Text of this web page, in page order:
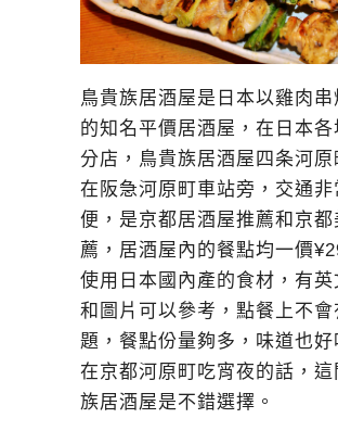
鳥貴族居酒屋是日本以雞肉串
的知名平價居酒屋，在日本各
分店，鳥貴族居酒屋四条河原
在阪急河原町車站旁，交通非
便，是京都居酒屋推薦和京都
薦，居酒屋內的餐點均一價
使用日本國內產的食材，有英
和圖片可以參考，點餐上不會
題，餐點份量夠多，味道也好
在京都河原町吃宵夜的話，這
族居酒屋是不錯選擇。